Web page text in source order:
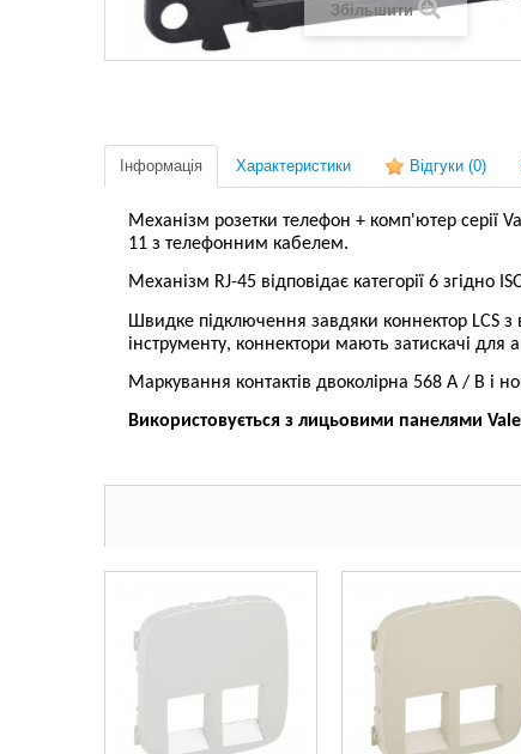
Збільшити
Інформація Характеристики Відгуки (0)
Механізм розетки телефон + комп'ютер серії
11 з телефонним кабелем.
Механізм RJ-45 відповідає категорії 6 згідно
Швидке підключення завдяки коннектор LCS
інструменту, коннектори мають затискачі для
Маркування контактів двоколірна 568 A / B і
Використовується з лицьовими панелями